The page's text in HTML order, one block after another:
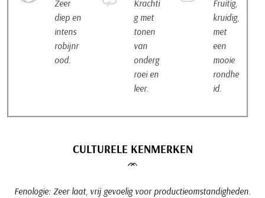
Zeer
diep en
intens
robijnr
ood.
Krachti
g met
tonen
van
onderg
roei en
leer.
Fruitig,
kruidig,
met
een
mooie
rondhe
id.
CULTURELE KENMERKEN
ᨏ
Fenologie: Zeer laat, vrij gevoelig voor productieomstandigheden.